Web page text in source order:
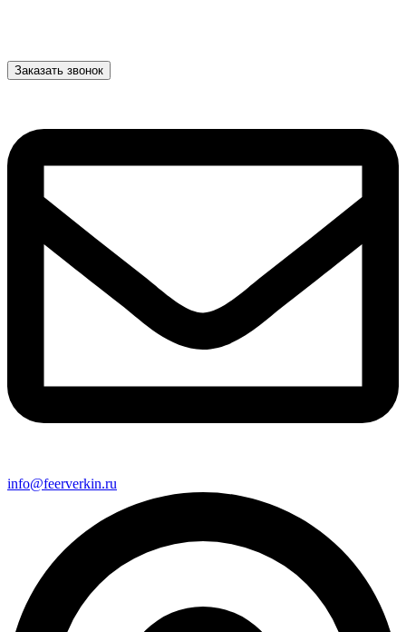
Заказать звонок
info@feerverkin.ru